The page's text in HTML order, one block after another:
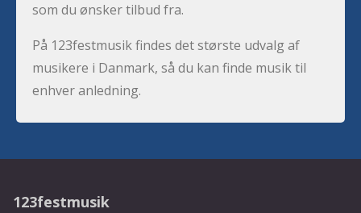
som du ønsker tilbud fra.
På 123festmusik findes det største udvalg af
musikere i Danmark, så du kan finde musik til
enhver anledning.
123festmusik